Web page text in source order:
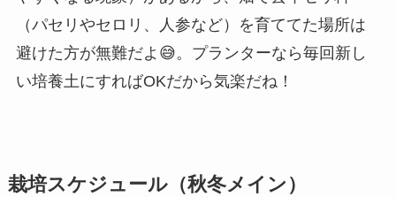
（パセリやセロリ、人参など）を育ててた場所は
避けた方が無難だよ😅。プランターなら毎回新し
い培養土にすればOKだから気楽だね！
栽培スケジュール（秋冬メイン）